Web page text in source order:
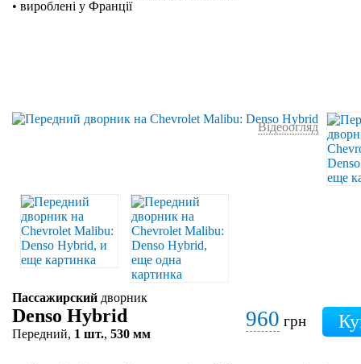
• вироблені у Франції
Відеоогляд
Пассажирский дворник
Denso Hybrid
Передний, 1 шт., 530 мм
960 грн